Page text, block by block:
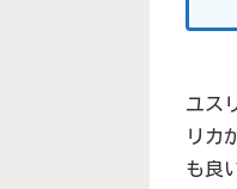
ユス
リカ
も良